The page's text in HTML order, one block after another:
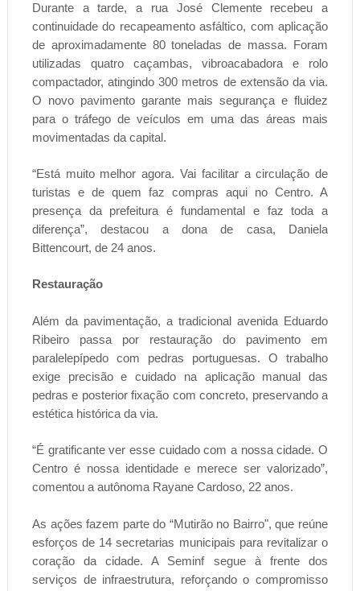
Durante a tarde, a rua José Clemente recebeu a
continuidade do recapeamento asfáltico, com aplicação
de aproximadamente 80 toneladas de massa. Foram
utilizadas quatro caçambas, vibroacabadora e rolo
compactador, atingindo 300 metros de extensão da via.
O novo pavimento garante mais segurança e fluidez
para o tráfego de veículos em uma das áreas mais
movimentadas da capital.
“Está muito melhor agora. Vai facilitar a circulação de
turistas e de quem faz compras aqui no Centro. A
presença da prefeitura é fundamental e faz toda a
diferença”, destacou a dona de casa, Daniela
Bittencourt, de 24 anos.
Restauração
Além da pavimentação, a tradicional avenida Eduardo
Ribeiro passa por restauração do pavimento em
paralelepípedo com pedras portuguesas. O trabalho
exige precisão e cuidado na aplicação manual das
pedras e posterior fixação com concreto, preservando a
estética histórica da via.
“É gratificante ver esse cuidado com a nossa cidade. O
Centro é nossa identidade e merece ser valorizado”,
comentou a autônoma Rayane Cardoso, 22 anos.
As ações fazem parte do “Mutirão no Bairro", que reúne
esforços de 14 secretarias municipais para revitalizar o
coração da cidade. A Seminf segue à frente dos
serviços de infraestrutura, reforçando o compromisso